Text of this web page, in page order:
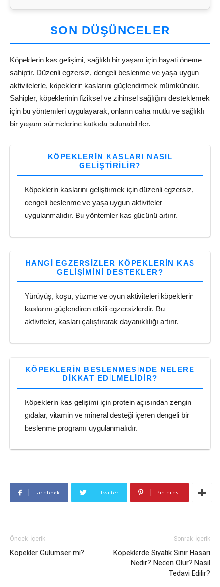
SON DÜŞÜNCELER
Köpeklerin kas gelişimi, sağlıklı bir yaşam için hayati öneme
sahiptir. Düzenli egzersiz, dengeli beslenme ve yaşa uygun
aktivitelerle, köpeklerin kaslarını güçlendirmek mümkündür.
Sahipler, köpeklerinin fiziksel ve zihinsel sağlığını desteklemek
için bu yöntemleri uygulayarak, onların daha mutlu ve sağlıklı
bir yaşam sürmelerine katkıda bulunabilirler.
KÖPEKLERIN KASLARI NASIL
GELIŞTIRILIR?
Köpeklerin kaslarını geliştirmek için düzenli egzersiz,
dengeli beslenme ve yaşa uygun aktiviteler
uygulanmalıdır. Bu yöntemler kas gücünü artırır.
HANGI EGZERSIZLER KÖPEKLERIN KAS
GELIŞIMINI DESTEKLER?
Yürüyüş, koşu, yüzme ve oyun aktiviteleri köpeklerin
kaslarını güçlendiren etkili egzersizlerdir. Bu
aktiviteler, kasları çalıştırarak dayanıklılığı artırır.
KÖPEKLERIN BESLENMESINDE NELERE
DIKKAT EDILMELIDIR?
Köpeklerin kas gelişimi için protein açısından zengin
gıdalar, vitamin ve mineral desteği içeren dengeli bir
beslenme programı uygulanmalıdır.
Facebook Twitter Pinterest
Önceki İçerik
Köpekler Gülümser mi?
Sonraki İçerik
Köpeklerde Siyatik Sinir Hasarı
Nedir? Neden Olur? Nasıl
Tedavi Edilir?